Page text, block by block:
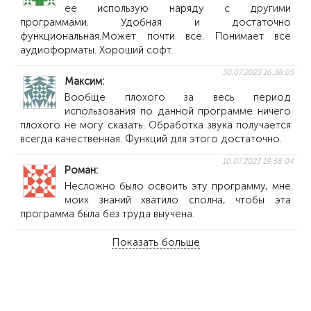
ее использую наряду с другими
программами. Удобная и достаточно
функциональная.Может почти все. Понимает все
аудиоформаты. Хороший софт.
Максим
30.07.2023 16:38:05
Вообще плохого за весь период
использования по данной программе ничего
плохого не могу сказать. Обработка звука получается
всегда качественная. Функций для этого достаточно.
Роман
10.07.2023 19:58:04
Несложно было освоить эту программу, мне
моих знаний хватило сполна, чтобы эта
программа была без труда выучена.
Показать больше